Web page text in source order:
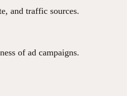
and traffic sources.
of ad campaigns.